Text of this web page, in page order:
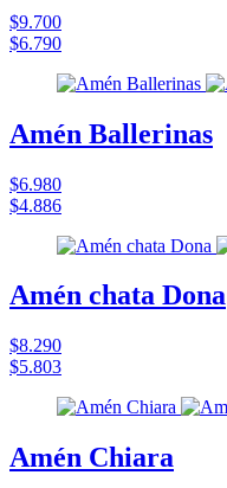
$9.700
$6.790
Amén Ballerinas
$6.980
$4.886
Amén chata Dona
$8.290
$5.803
Amén Chiara